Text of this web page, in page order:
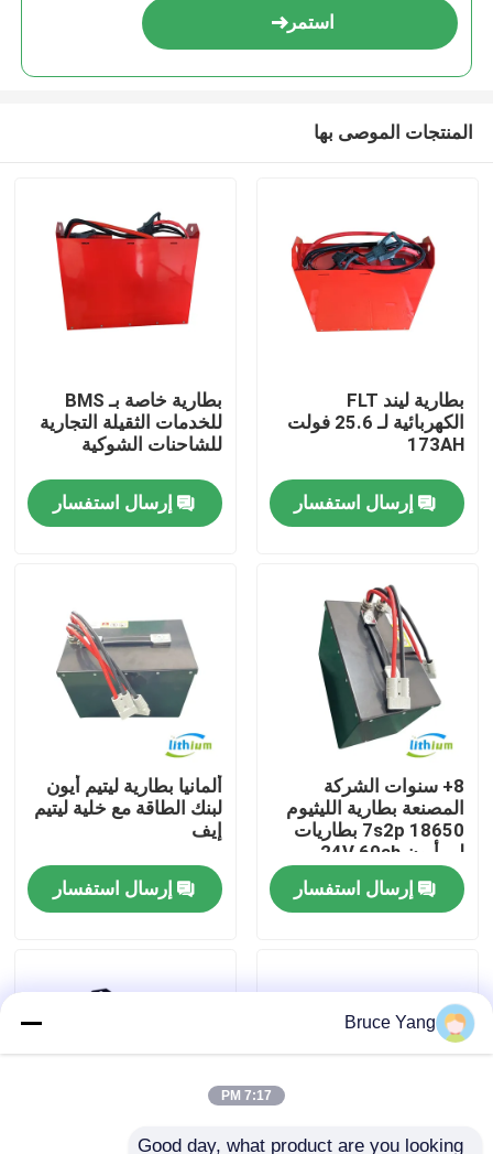
بيت
معلومات عنا
جولة في المعمل
رقابة جودة
اطلب اقتباس
بطارية ليثيوم أيون رافعة شوكية كهربائية
بطارية شاحنة البليت
استمر
المنتجات الموصى بها
بطارية ليند FLT
الكهربائية لـ 25.6 فولت
173AH
إرسال استفسار
بطارية خاصة بـ BMS
للخدمات الثقيلة التجارية
للشاحنات الشوكية
إرسال استفسار
8+ سنوات الشركة
المصنعة بطارية الليثيوم
18650 7s2p بطاريات
لي أيون 24V 60ah
إرسال استفسار
ألمانيا بطارية ليتيم أيون
لبنك الطاقة مع خلية ليتيم
إيف
إرسال استفسار
Bruce Yang
7:17 PM
Good day, what product are you looking